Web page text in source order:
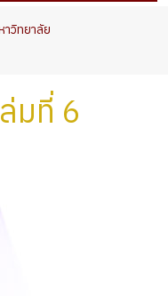
าวิทยาลัย
มที่ 6